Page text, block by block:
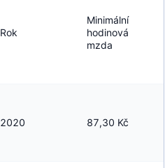
Rok
Minimální
hodinová
mzda
2020 87,30 Kč